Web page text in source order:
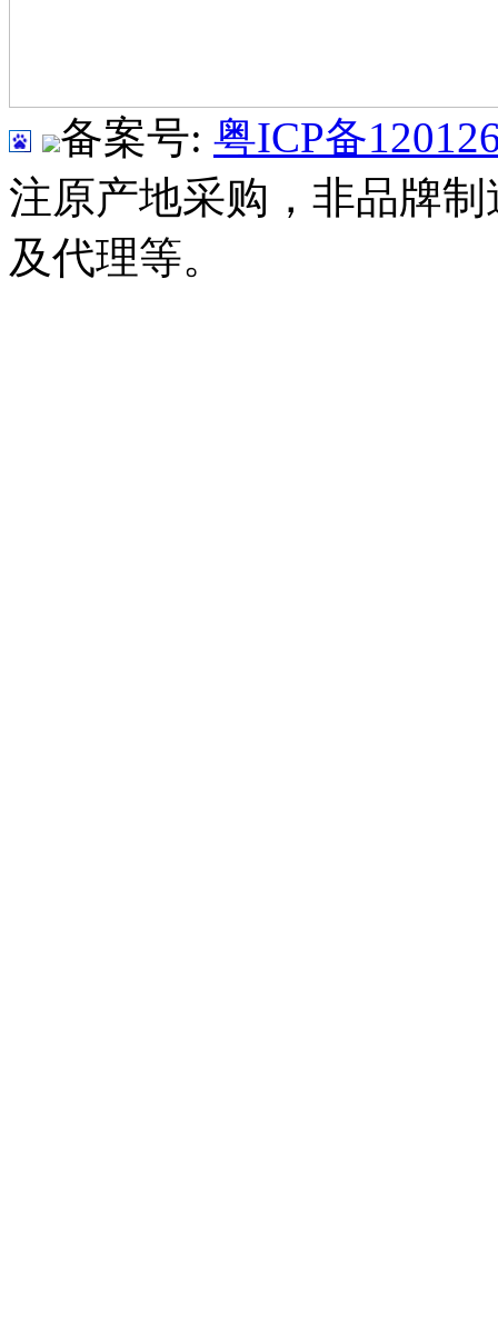
备案号: 粤ICP备
注原产地采购，非品牌
及代理等。